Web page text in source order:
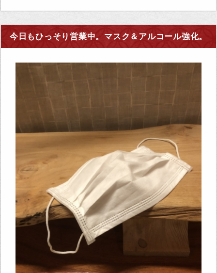
今日もひっそり営業中。マスク＆アルコール強化。